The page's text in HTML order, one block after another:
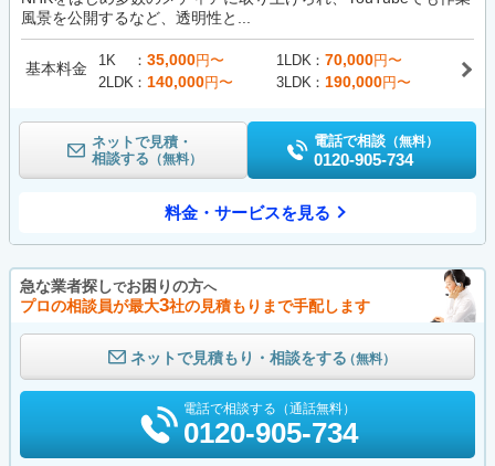
風景を公開するなど、透明性と...
基本料金 1K 35,000円〜 1LDK 70,000円〜
2LDK
140,000円〜 3LDK 190,000円〜
ネットで見積・
相談する （無料）
電話で相談 （無料）
0120-905-734
料金・サービスを見る
急な業者探しでお困りの方へ
プロの相談員が最大3社の見積もりまで手配します
ネットで見積もり・相談をする（無料）
電話で相談する（通話無料）
0120-905-734